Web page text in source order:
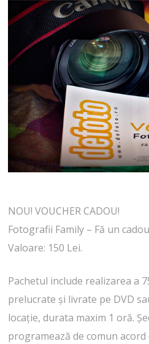
NOU! VOUCHER CADOU!
Fotografii Family – Fă un
Valoare: 150 Lei.
Pachetul include realizarea a
prelucrate şi livrate pe DVD
locație, durata maxim 1 oră.
programează de comun